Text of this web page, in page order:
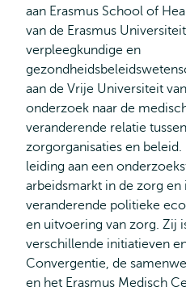
aan Erasmus School of
van de Erasmus
verpleegkundige en
aan de Vrije Universiteit
onderzoek naar de
veranderende relatie
zorgorganisaties en beleid.
leiding aan een
arbeidsmarkt in de zorg
veranderende politieke
en uitvoering van zorg. Zij
verschillende initiatieven
Convergentie, de
en het Erasmus Medisch